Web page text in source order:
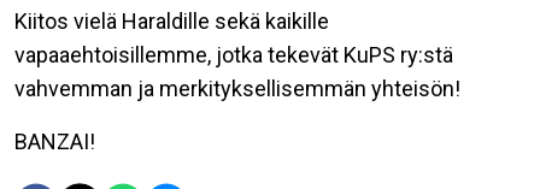
Kiitos vielä Haraldille sekä kaikille
vapaaehtoisillemme, jotka tekevät KuPS ry:stä
vahvemman ja merkityksellisemmän yhteisön!
BANZAI!